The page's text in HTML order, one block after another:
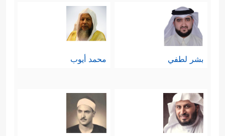
بشر لطفي محمد أيوب